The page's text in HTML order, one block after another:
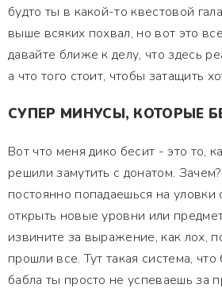
будто ты в какой-то квестовой
выше всяких похвал, но вот это
давайте ближе к делу, что здесь
а что того стоит, чтобы затащить
СУПЕР МИНУСЫ, КОТОРЫЕ
Вот что меня дико бесит - это то,
решили замутить с донатом.
постоянно попадаешься на уловки
открыть новые уровни или
извините за выражение, как лох,
прошли все. Тут такая система,
бабла ты просто не успеваешь за